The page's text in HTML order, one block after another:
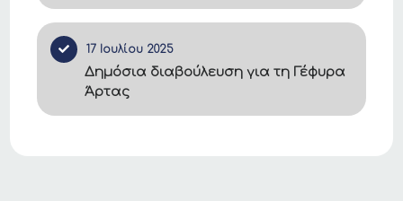
17 Ιουλίου 2025
Δημόσια διαβούλευση για τη Γέφυρα
Άρτας